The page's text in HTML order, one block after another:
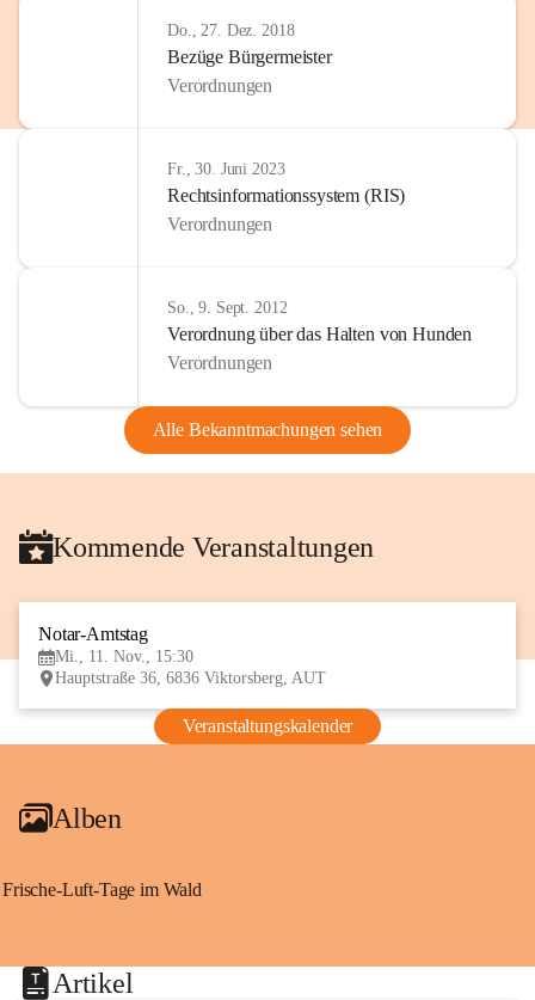
Do., 27. Dez. 2018
Bezüge Bürgermeister
Verordnungen
Fr., 30. Juni 2023
Rechtsinformationssystem (RIS)
Verordnungen
So., 9. Sept. 2012
Verordnung über das Halten von Hunden
Verordnungen
Alle Bekanntmachungen sehen
Kommende Veranstaltungen
Notar-Amtstag
Mi., 11. Nov., 15:30
Hauptstraße 36, 6836 Viktorsberg, AUT
Veranstaltungskalender
Alben
Frische-Luft-Tage im Wald
Artikel